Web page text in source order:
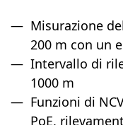
Misurazione
200 m con un
Intervallo di
1000 m
Funzioni di
PoE,